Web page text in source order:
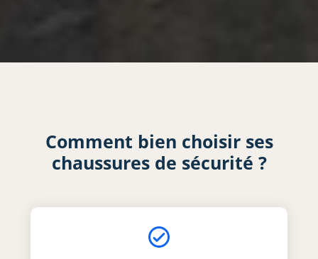
Comment bien choisir ses
chaussures de sécurité ?
check_circle_outline